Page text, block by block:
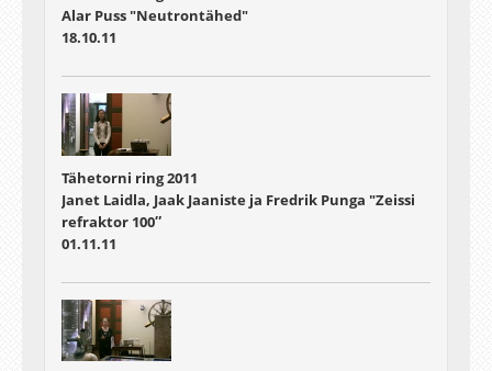
Alar Puss "Neutrontähed"
18.10.11
Tähetorni ring 2011
Janet Laidla, Jaak Jaaniste ja Fredrik Punga "Zeissi
refraktor 100″
01.11.11